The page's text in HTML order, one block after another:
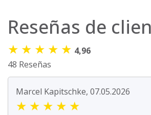
Reseñas de
★ ★ ★ ★ ★ 4,96
48 Reseñas
Marcel Kapitschke, 07.05.2026
★ ★ ★ ★ ★